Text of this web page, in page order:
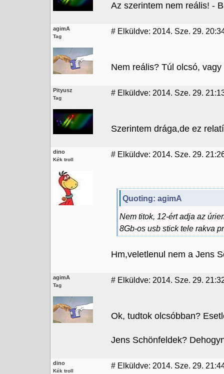
Az szerintem nem reális! -
agimA
Tag
# Elküldve: 2014. Sze. 29.
Nem reális? Túl olcsó,
Pityusz
Tag
# Elküldve: 2014. Sze. 29.
Szerintem drága,de ez
dino
Kék troll
# Elküldve: 2014. Sze. 29.
Quoting: agimA
Nem titok, 12-ért adja az
8Gb-os usb stick tele rakva
Hm,veletlenul nem a Jens
agimA
Tag
# Elküldve: 2014. Sze. 29.
Ok, tudtok olcsóbban?
Jens Schönfeldek?
dino
Kék troll
# Elküldve: 2014. Sze. 29.